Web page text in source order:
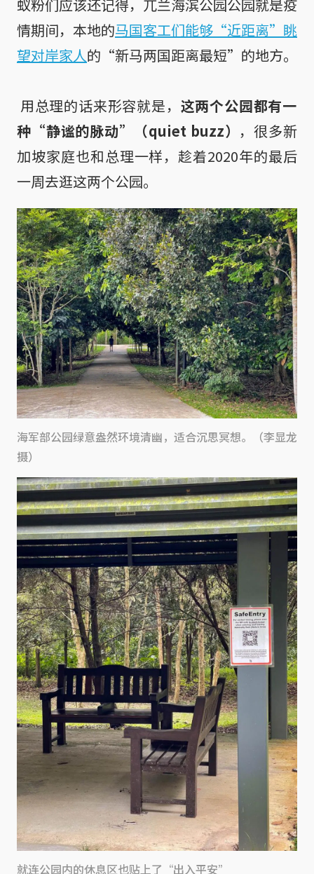
蚁粉们应该还记得，兀兰海滨公园公园就是疫
情期间，本地的马国客工们能够“近距离”眺
望对岸家人的“新马两国距离最短”的地方。
用总理的话来形容就是， 这两个公园都有一
种“静谧的脉动”（quiet buzz） ，很多新
加坡家庭也和总理一样，趁着2020年的最后
一周去逛这两个公园。
海军部公园绿意盎然环境清幽，适合沉思冥想。（李显龙
摄）
就连公园内的休息区也贴上了“出入平安”